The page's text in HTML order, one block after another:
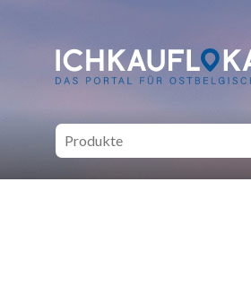
ich kauf lokal -